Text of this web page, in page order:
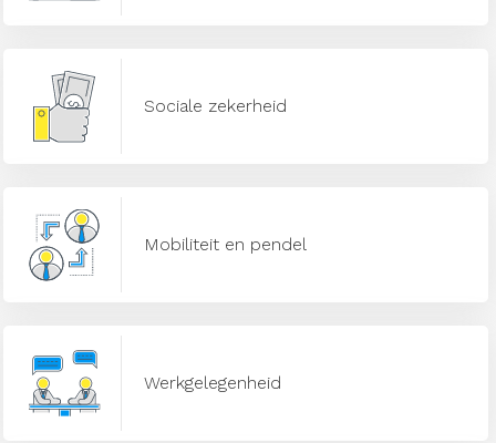
Sociale zekerheid
Mobiliteit en pendel
Werkgelegenheid